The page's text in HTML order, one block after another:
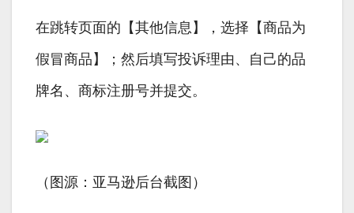
在跳转页面的【其他信息】，选择【商品为
假冒商品】；然后填写投诉理由、自己的品
牌名、商标注册号并提交。
（图源：亚马逊后台截图）